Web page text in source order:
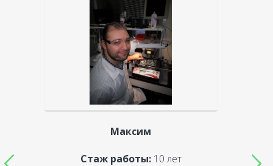
Максим
Стаж работы:10 лет